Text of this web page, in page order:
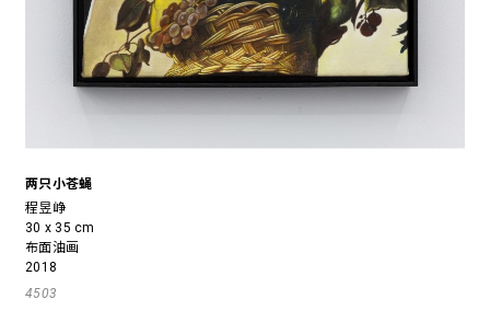
两只小苍蝇
程昱峥
30 x 35 cm
布面油画
2018
4503